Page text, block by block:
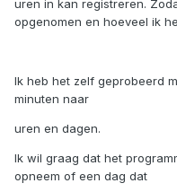
uren in kan registreren.
opgenomen en hoeveel ik
Ik heb het zelf geprobeerd
minuten naar
uren en dagen.
Ik wil graag dat het
opneem of een dag dat